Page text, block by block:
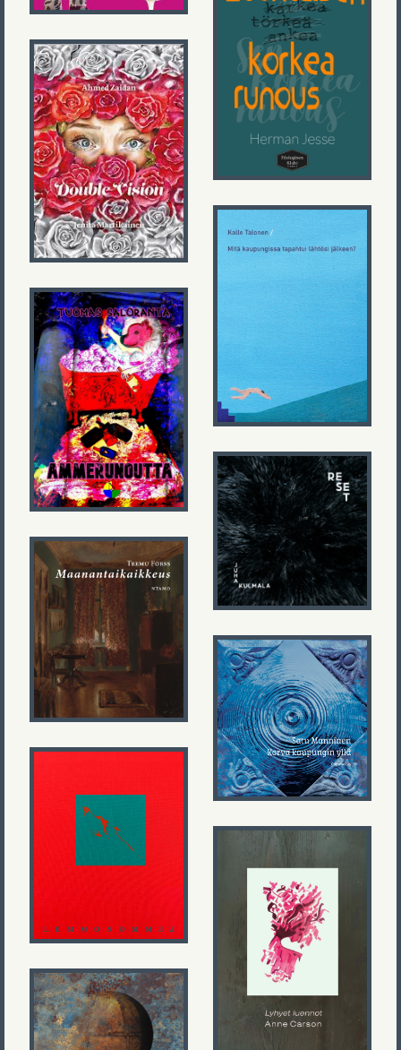
Herman Jesse
Luontaisen
korkea runous
Ahmed Zaidan
Double Vision
Kalle Talonen
Mitä
kaupungissa
lähtösi
Tuomas
Saloranta
Ammerunoutta
Juha Kulmala
RESET
Teemu Forss
Maanantaikaikkeus
Satu Manninen
Korva kaupungin
yllä
Olli-Pekka
Tennilä
Lemmonommel
Anne Carson
(Aki Salmela)
Lyhyet luennot